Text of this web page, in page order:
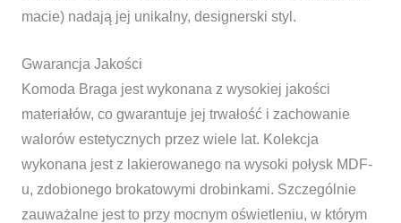
macie) nadają jej unikalny, designerski styl.
Gwarancja Jakości
Komoda Braga jest wykonana z wysokiej jakości
materiałów, co gwarantuje jej trwałość i zachowanie
walorów estetycznych przez wiele lat. Kolekcja
wykonana jest z lakierowanego na wysoki połysk MDF-
u, zdobionego brokatowymi drobinkami. Szczególnie
zauważalne jest to przy mocnym oświetleniu, w którym